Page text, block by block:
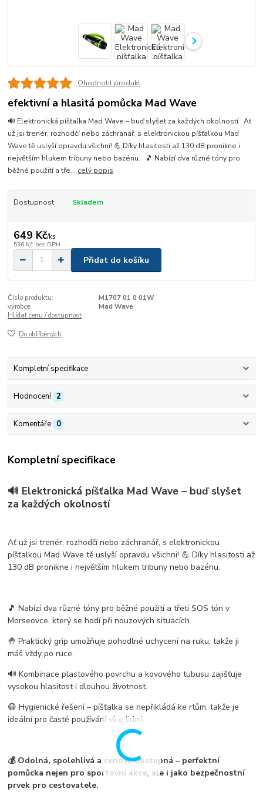
Ohodnotit produkt
efektivní a hlasitá pomůcka Mad Wave
🔊 Elektronická píšťalka Mad Wave – buď slyšet za každých okolností Ať
už jsi trenér, rozhodčí nebo záchranář, s elektronickou píšťalkou Mad
Wave tě uslyší opravdu všichni! 💪 Díky hlasitosti až 130 dB pronikne i
největším hlukem tribuny nebo bazénu. 🎵 Nabízí dva různé tóny pro
běžné použití a tře... celý popis
Dostupnost Skladem
649 Kč/ks
536 Kč bez DPH
Přidat do košíku
Číslo produktu:
M1707 01 0 01W
výrobce:
Mad Wave
Hlídat cenu / dostupnost
Do oblíbených
Kompletní specifikace
Hodnocení 2
Komentáře 0
Kompletní specifikace
🔊 Elektronická píšťalka Mad Wave – buď slyšet
za každých okolností
Ať už jsitrenér, rozhodčí nebo záchranář, s elektronickou
píšťalkouMad Wave tě uslyší opravdu všichni! 💪 Díkyhlasitosti až
130 dB pronikne i největším hlukem tribuny nebo bazénu.
🎵 Nabízídva různé tóny pro běžné použití atřetí SOS tón v
Morseovce, který se hodí při nouzových situacích.
🤚Praktický grip umožňuje pohodlné uchycení na ruku, takže ji
máš vždy po ruce.
🔊Kombinace plastového povrchu a kovového tubusu zajišťuje
vysokou hlasitost i dlouhou životnost.
😷Hygienické řešení– píšťalka senepřikládá ke rtům, takže je
ideální pro časté používání více lidmi.
💰 Odolná, spolehlivá a cenově dostupná – perfektní
pomůcka nejen pro sportovní akce, ale i jako bezpečnostní
prvek pro cestovatele.